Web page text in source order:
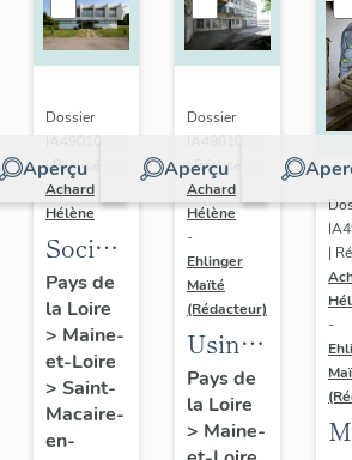
Aperçu
Dossier
IA49010608
| Réalisé par
Achard
Hélène
Société
Anonyme
de
Chaussures
Pays de
la Loire
> Maine-
et-Loire
> Saint-
Macaire-
en-
Aperçu
Dossier
IA49010600
| Réalisé par
Achard
Hélène
-
Ehlinger
Maïté
(Rédacteur)
Usine
de
chaussures
Repussard-
Pays de
la Loire
> Maine-
|
-